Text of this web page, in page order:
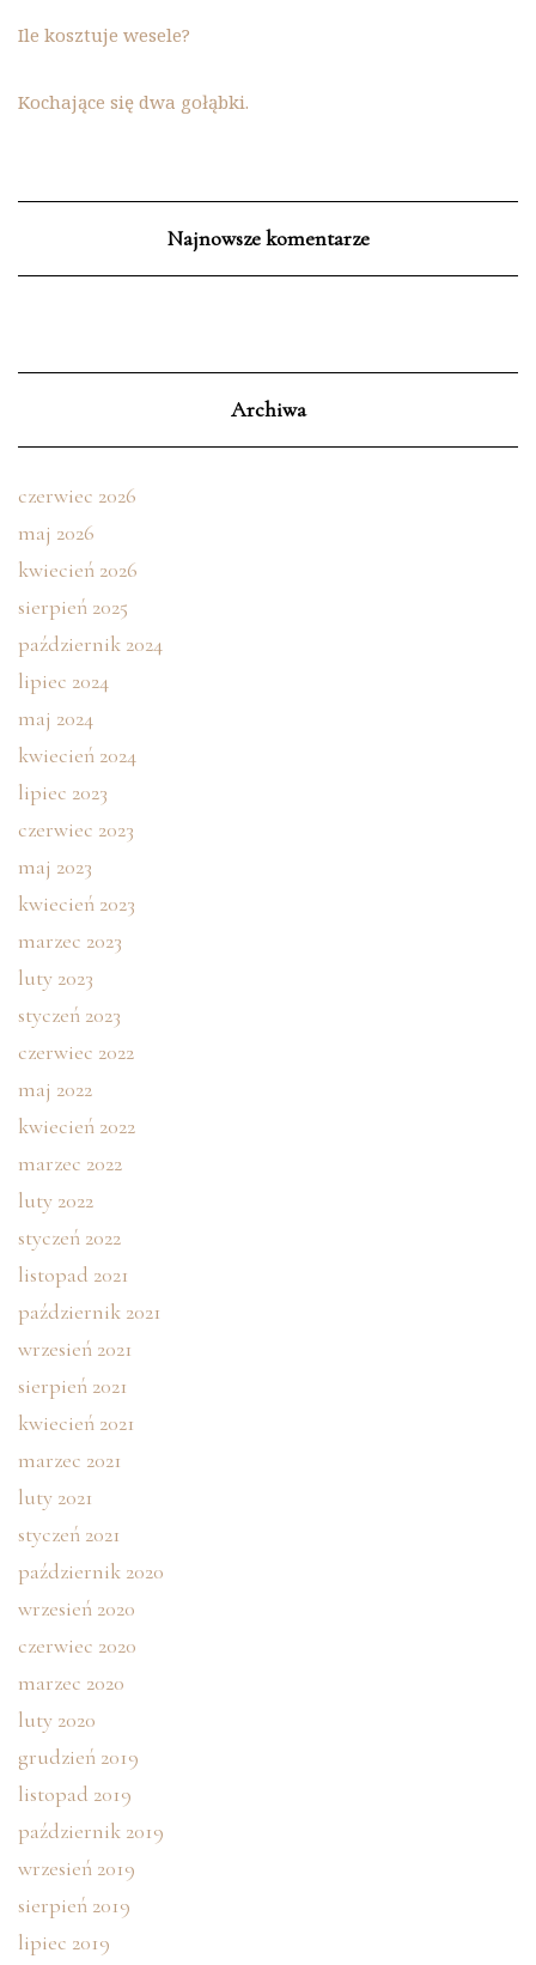
Ile kosztuje wesele?
Kochające się dwa gołąbki.
Najnowsze komentarze
Archiwa
czerwiec 2026
maj 2026
kwiecień 2026
sierpień 2025
październik 2024
lipiec 2024
maj 2024
kwiecień 2024
lipiec 2023
czerwiec 2023
maj 2023
kwiecień 2023
marzec 2023
luty 2023
styczeń 2023
czerwiec 2022
maj 2022
kwiecień 2022
marzec 2022
luty 2022
styczeń 2022
listopad 2021
październik 2021
wrzesień 2021
sierpień 2021
kwiecień 2021
marzec 2021
luty 2021
styczeń 2021
październik 2020
wrzesień 2020
czerwiec 2020
marzec 2020
luty 2020
grudzień 2019
listopad 2019
październik 2019
wrzesień 2019
sierpień 2019
lipiec 2019